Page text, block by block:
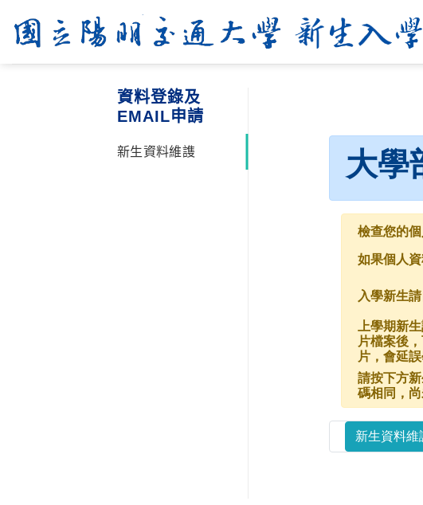
content
資料登錄及
EMAIL申請
新生資料維謢